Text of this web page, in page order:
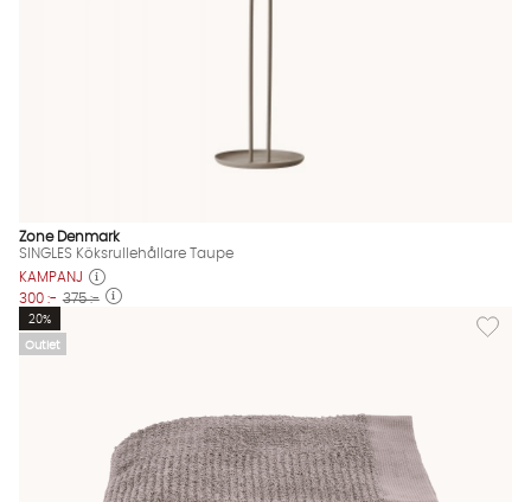
Zone Denmark
SINGLES Köksrullehållare Taupe
KAMPANJ
300 :- 375 :-
Outlet
Lägg
20%